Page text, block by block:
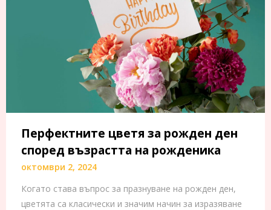
Перфектните цветя за рожден ден
според възрастта на рожденика
октомври 2, 2024
Когато става въпрос за празнуване на рожден ден,
цветята са класически и значим начин за изразяване